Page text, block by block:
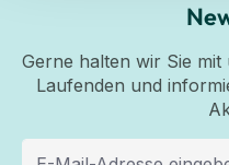
Gerne halten wir Sie
Laufenden und